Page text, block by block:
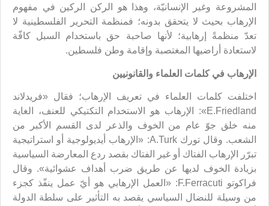
المشروعة وغير الإنسانيّة، وهذا هو الركن الركين في مفهوم
الإرهاب بحيث لا يتحقق بدونه؛ فمنظمة التحرير الفلسطينية لا
تعدّ منظمةً إرهابية؛ لأنها صاحبة حق باستخدام السبل كافّة
لاستعادة أراضيها المغتصبة وإقامة وطن فلسطين.
الإرهاب في كلمات العلماء والقانونيين
اختلفت كلمات العلماء في تعريف الإرهاب؛ فقال «فريدلاند
E.Friedland»: الإرهاب هو الاستخدام التكتيكي للعنف، الغاية
منه خلق جوّ عام من الخوف والذعر لدى القسم الأكبر من
الشعب. وقال تورك A.Turk: «الإرهاب أيديولوجية أو استراتيجية
تبرّر الإرهاب الفتاك أو غير الفتاك بقصد ردع المعارضة السياسية
بزيادة الخوف لديها عن طريق ضرب أهداف عشوائية». وقال
فراكوتو F.Ferracuti: «العمل الإرهابي هو أيّ عمل ينفّذ كجزء
من وسيلة للنضال السياسي يقصد به التأثير على سلطة الدولة